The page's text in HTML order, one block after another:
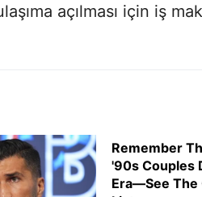
açılması için iş